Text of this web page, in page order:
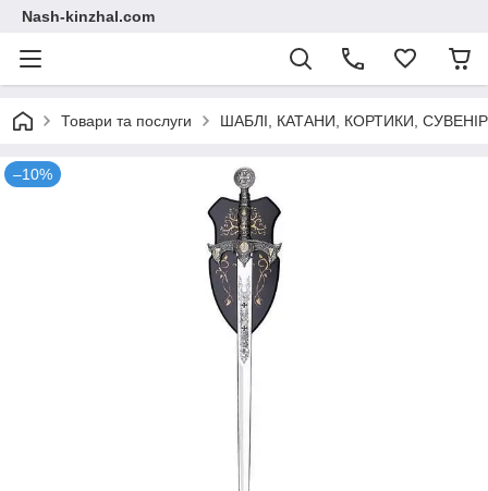
Nash-kinzhal.com
Товари та послуги ШАБЛІ, КАТАНИ, КОРТИКИ,
–10%